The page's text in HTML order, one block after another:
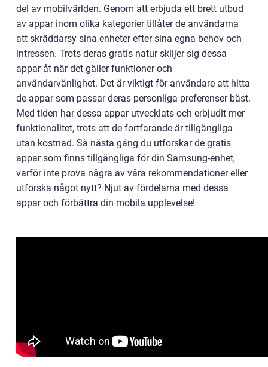
del av mobilvärlden. Genom att erbjuda ett brett utbud
av appar inom olika kategorier tillåter de användarna
att skräddarsy sina enheter efter sina egna behov och
intressen. Trots deras gratis natur skiljer sig dessa
appar åt när det gäller funktioner och
användarvänlighet. Det är viktigt för användare att hitta
de appar som passar deras personliga preferenser bäst.
Med tiden har dessa appar utvecklats och erbjudit mer
funktionalitet, trots att de fortfarande är tillgängliga
utan kostnad. Så nästa gång du utforskar de gratis
appar som finns tillgängliga för din Samsung-enhet,
varför inte prova några av våra rekommendationer eller
utforska något nytt? Njut av fördelarna med dessa
appar och förbättra din mobila upplevelse!